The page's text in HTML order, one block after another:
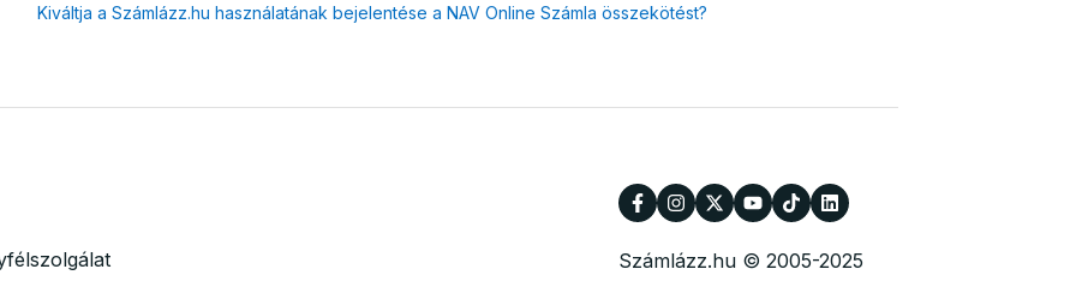
Kiváltja a Számlázz.hu használatának bejelentése a NAV Online Számla összekötést?
Számlázz.hu © 2005-2025